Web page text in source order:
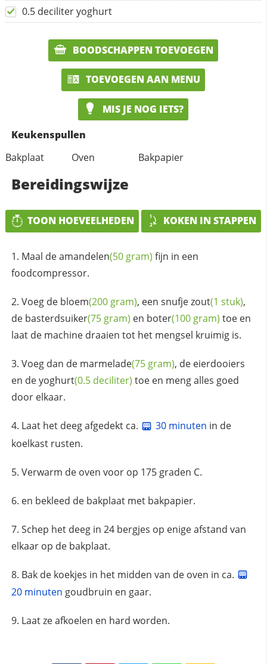
0.5 deciliter yoghurt
BOODSCHAPPEN TOEVOEGEN
TOEVOEGEN AAN MENU
MIS JE NOG IETS?
Keukenspullen
Bakplaat
Oven Bakpapier
Bereidingswijze
TOON HOEVEELHEDEN KOKEN IN STAPPEN
Maal deamandelen(50 gram) fijn in een
foodcompressor.
Voeg de bloem(200 gram), een snufjezout(1 stuk),
de basterdsuiker(75 gram) en boter(100 gram) toe en
laat de machine draaien tot het mengsel kruimig is.
Voeg dan de marmelade(75 gram), de eierdooiers
en deyoghurt(0.5 deciliter) toe en meng alles goed
door elkaar.
Laat het deeg afgedekt ca. 30 minuten in de
koelkast rusten.
Verwarm de oven voor op 175 graden C.
en bekleed de bakplaat met bakpapier.
Schep het deeg in 24 bergjes op enige afstand van
elkaar op de bakplaat.
Bak de koekjes in het midden van de oven in ca.
20 minuten goudbruin en gaar.
Laat ze afkoelen en hard worden.